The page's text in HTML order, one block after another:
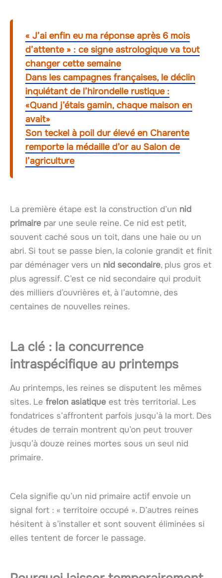
« J’ai enfin eu ma réponse après 6 mois
d’attente » : ce signe astrologique va tout
changer cette semaine
Dans les campagnes françaises, le déclin
inquiétant de l’hirondelle rustique :
«Quand j’étais gamin, chaque maison en
avait»
Son teckel à poil dur élevé en Charente
remporte la médaille d’or au Salon de
l’agriculture
La première étape est la construction d’un nid
primaire par une seule reine. Ce nid est petit,
souvent caché sous un toit, dans une haie ou un
abri. Si tout se passe bien, la colonie grandit et finit
par déménager vers un nid secondaire, plus gros et
plus agressif. C’est ce nid secondaire qui produit
des milliers d’ouvrières et, à l’automne, des
centaines de nouvelles reines.
La clé : la concurrence
intraspécifique au printemps
Au printemps, les reines se disputent les mêmes
sites. Le frelon asiatique est très territorial. Les
fondatrices s’affrontent parfois jusqu’à la mort. Des
études de terrain montrent qu’on peut trouver
jusqu’à douze reines mortes sous un seul nid
primaire.
Cela signifie qu’un nid primaire actif envoie un
signal fort : « territoire occupé ». D’autres reines
hésitent à s’installer et sont souvent éliminées si
elles tentent de forcer le passage.